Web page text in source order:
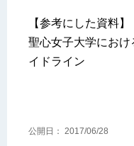
【参考にした資料】
聖心女子大学にお
イドライン
公開日： 2017/06/28